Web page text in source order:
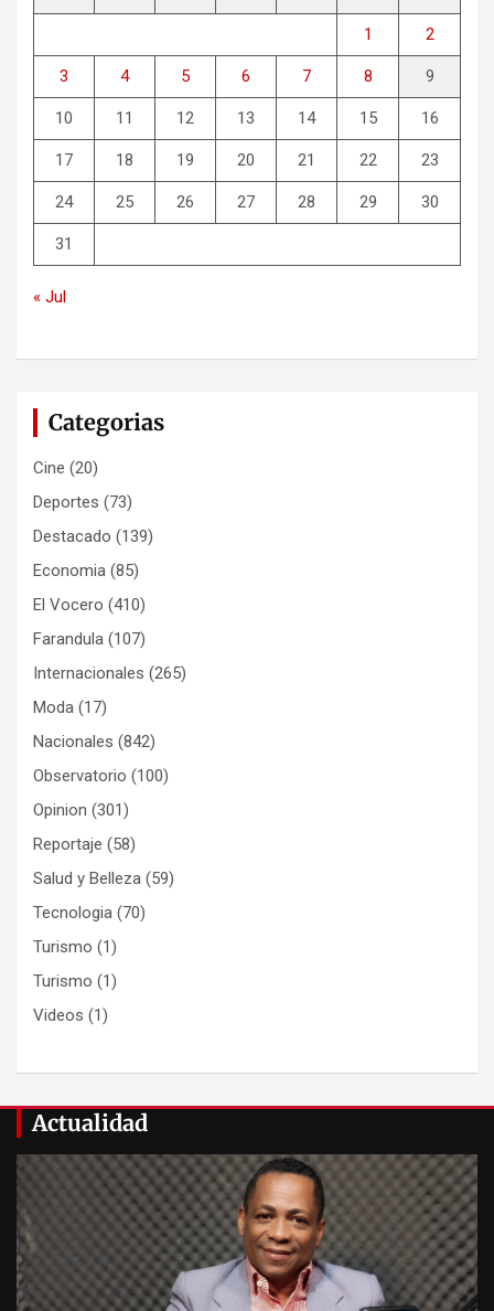
1 2
3 4 5 6 7 8 9
10 11 12 13 14 15 16
17 18 19 20 21 22 23
24 25 26 27 28 29 30
31
« Jul
Categorias
Cine (20)
Deportes (73)
Destacado (139)
Economia (85)
El Vocero (410)
Farandula (107)
Internacionales (265)
Moda (17)
Nacionales (842)
Observatorio (100)
Opinion (301)
Reportaje (58)
Salud y Belleza (59)
Tecnologia (70)
Turismo (1)
Turismo (1)
Videos (1)
Actualidad